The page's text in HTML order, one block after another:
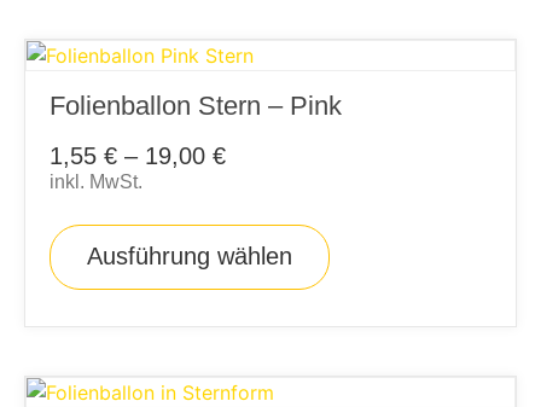
Folienballon Stern – Pink
1,55 € – 19,00 €
inkl. MwSt.
Ausführung wählen